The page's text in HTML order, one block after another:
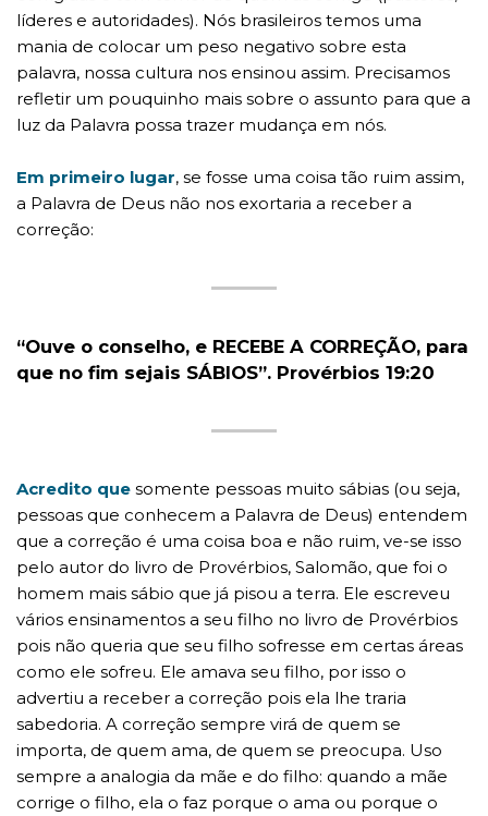
líderes e autoridades). Nós brasileiros temos uma
mania de colocar um peso negativo sobre esta
palavra, nossa cultura nos ensinou assim. Precisamos
refletir um pouquinho mais sobre o assunto para que a
luz da Palavra possa trazer mudança em nós.
Em primeiro lugar, se fosse uma coisa tão ruim assim,
a Palavra de Deus não nos exortaria a receber a
correção:
“Ouve o conselho, e RECEBE A CORREÇÃO, para
que no fim sejais SÁBIOS”. Provérbios 19:20
Acredito que somente pessoas muito sábias (ou seja,
pessoas que conhecem a Palavra de Deus) entendem
que a correção é uma coisa boa e não ruim, ve-se isso
pelo autor do livro de Provérbios, Salomão, que foi o
homem mais sábio que já pisou a terra. Ele escreveu
vários ensinamentos a seu filho no livro de Provérbios
pois não queria que seu filho sofresse em certas áreas
como ele sofreu. Ele amava seu filho, por isso o
advertiu a receber a correção pois ela lhe traria
sabedoria. A correção sempre virá de quem se
importa, de quem ama, de quem se preocupa. Uso
sempre a analogia da mãe e do filho: quando a mãe
corrige o filho, ela o faz porque o ama ou porque o